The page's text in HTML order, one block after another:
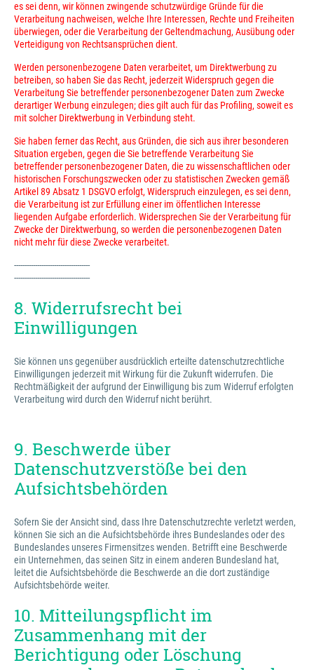
es sei denn, wir können zwingende schutzwürdige Gründe für die
Verarbeitung nachweisen, welche Ihre Interessen, Rechte und Freiheiten
überwiegen, oder die Verarbeitung der Geltendmachung, Ausübung oder
Verteidigung von Rechtsansprüchen dient.
Werden personenbezogene Daten verarbeitet, um Direktwerbung zu
betreiben, so haben Sie das Recht, jederzeit Widerspruch gegen die
Verarbeitung Sie betreffender personenbezogener Daten zum Zwecke
derartiger Werbung einzulegen; dies gilt auch für das Profiling, soweit es
mit solcher Direktwerbung in Verbindung steht.
Sie haben ferner das Recht, aus Gründen, die sich aus ihrer besonderen
Situation ergeben, gegen die Sie betreffende Verarbeitung Sie
betreffender personenbezogener Daten, die zu wissenschaftlichen oder
historischen Forschungszwecken oder zu statistischen Zwecken gemäß
Artikel 89 Absatz 1 DSGVO erfolgt, Widerspruch einzulegen, es sei denn,
die Verarbeitung ist zur Erfüllung einer im öffentlichen Interesse
liegenden Aufgabe erforderlich. Widersprechen Sie der Verarbeitung für
Zwecke der Direktwerbung, so werden die personenbezogenen Daten
nicht mehr für diese Zwecke verarbeitet.
------------------------------------
------------------------------------
8. Widerrufsrecht bei
Einwilligungen
Sie können uns gegenüber ausdrücklich erteilte datenschutzrechtliche
Einwilligungen jederzeit mit Wirkung für die Zukunft widerrufen. Die
Rechtmäßigkeit der aufgrund der Einwilligung bis zum Widerruf erfolgten
Verarbeitung wird durch den Widerruf nicht berührt.
9. Beschwerde über
Datenschutzverstöße bei den
Aufsichtsbehörden
Sofern Sie der Ansicht sind, dass Ihre Datenschutzrechte verletzt werden,
können Sie sich an die Aufsichtsbehörde ihres Bundeslandes oder des
Bundeslandes unseres Firmensitzes wenden. Betrifft eine Beschwerde
ein Unternehmen, das seinen Sitz in einem anderen Bundesland hat,
leitet die Aufsichtsbehörde die Beschwerde an die dort zuständige
Aufsichtsbehörde weiter.
10. Mitteilungspflicht im
Zusammenhang mit der
Berichtigung oder Löschung